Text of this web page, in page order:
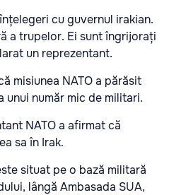
cu guvernul irakian.
a trupelor. Ei sunt îngrijorați
un reprezentant.
misiunea NATO a părăsit
număr mic de militari.
NATO a afirmat că
sa în Irak.
situat pe o bază militară
lângă Ambasada SUA,